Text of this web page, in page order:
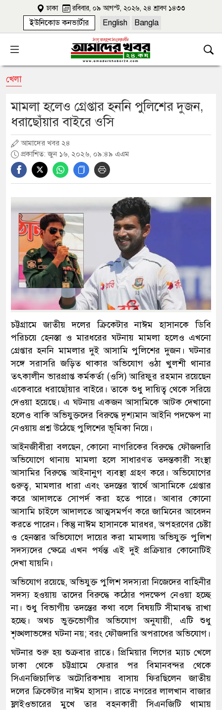
ঢাকা রবিবার, ০৯ আগস্ট, ২০২৬, ২৪ শ্রাবণ ১৪৩৩
ইউনিকোড কনভার্টার English Bangla
খেলা
মামলা হলেও গ্রেপ্তার হননি পুলিশের দুজন,
ধরাছোঁয়ার বাইরে ওসি
আমাদের খবর ২৪
প্রকাশিত: জুন ১৬, ২০২৬, ০৯:৪৯ এএম
চট্টগ্রামে জাতীয় দলের ক্রিকেটার নাঈম হাসানকে ডিবি
পরিচয়ে হেনস্তা ও মারধরের ঘটনায় মামলা হলেও এখনো
গ্রেপ্তার হননি মামলার দুই আসামি পুলিশের দুজন। ঘটনার
সঙ্গে সরাসরি জড়িত থাকার অভিযোগ ওঠা খুলশী থানার
তৎকালীন ভারপ্রাপ্ত কর্মকর্তা (ওসি) আরিফুর রহমান রয়েছেন
একেবারে ধরাছোঁয়ার বাইরে। তাকে শুধু দায়িত্ব থেকে সরিয়ে
দেওয়া হয়েছে। এ ঘটনায় একজন আসামিকে আটক দেখানো
হলেও বাকি অভিযুক্তদের বিরুদ্ধে দৃশ্যমান আইনি পদক্ষেপ না
নেওয়ায় প্রশ্ন উঠেছে পুলিশের ভূমিকা নিয়ে।
আইনজীবীরা বলছেন, কোনো নাগরিকের বিরুদ্ধে ফৌজদারি
অভিযোগে থানায় মামলা হলে সাধারণত তদন্তকারী সংস্থা
আসামির বিরুদ্ধে আইনানুগ ব্যবস্থা গ্রহণ করে। অভিযোগের
গুরুত্ব, মামলার ধারা এবং তদন্তের স্বার্থে আসামিকে গ্রেপ্তার
করে আদালতে সোপর্দ করা হতে পারে। আবার কোনো
আসামি চাইলে আদালতে আত্মসমর্পণ করে জামিনের আবেদন
করতে পারেন। কিন্তু নাঈম হাসানকে মারধর, অপহরণের চেষ্টা
ও হেনস্তার অভিযোগে দায়ের করা মামলায় অভিযুক্ত পুলিশ
সদস্যদের ক্ষেত্রে এখন পর্যন্ত এই দুই প্রক্রিয়ার কোনোটিই
দেখা যায়নি।
অভিযোগ রয়েছে, অভিযুক্ত পুলিশ সদস্যরা নিজেদের বাহিনীর
সদস্য হওয়ায় তাদের বিরুদ্ধে কঠোর পদক্ষেপ নেওয়া হচ্ছে
না। শুধু বিভাগীয় তদন্তের কথা বলে বিষয়টি সীমাবদ্ধ রাখা
হচ্ছে। অথচ ভুক্তভোগীর অভিযোগ অনুযায়ী, এটি শুধু
শৃঙ্খলাভঙ্গের ঘটনা নয়; বরং ফৌজদারি অপরাধের অভিযোগ।
ঘটনার শুরু হয় শুক্রবার রাতে। প্রিমিয়ার লিগের ম্যাচ খেলে
ঢাকা থেকে চট্টগ্রামে ফেরার পর বিমানবন্দর থেকে
সিএনজিচালিত অটোরিকশায় বাসায় ফিরছিলেন জাতীয়
দলের ক্রিকেটার নাঈম হাসান। রাতে নগরের লালখান বাজার
ফ্লাইওভারের মুখে তার বহনকারী সিএনজিটি থামায়